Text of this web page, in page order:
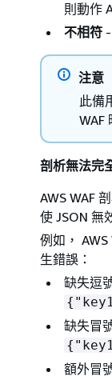
則動作
不相符
注意
此備
WAF
剖析無法完
AWS WAF
使 JSON 無
例如，
生錯誤：
缺失逗
{
缺失冒
{
額外冒